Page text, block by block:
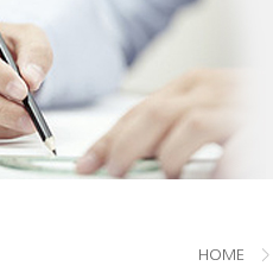
HOME >